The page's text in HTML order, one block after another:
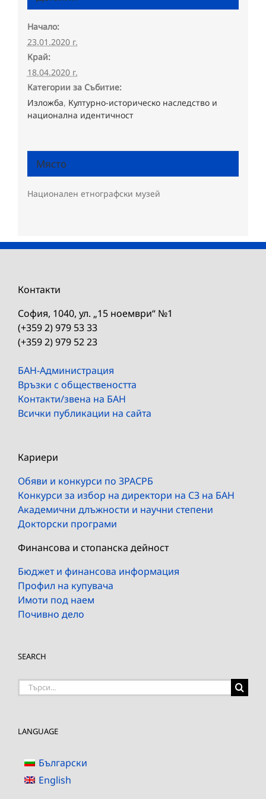
Начало:
23.01.2020 г.
Край:
18.04.2020 г.
Категории за Събитие:
Изложба, Културно-историческо наследство и
национална идентичност
Място
Националeн етнографски музей
Контакти
София, 1040, ул. „15 ноември“ №1
(+359 2) 979 53 33
(+359 2) 979 52 23
БАН-Администрация
Връзки с обществеността
Контакти/звена на БАН
Всички публикации на сайта
Кариери
Обяви и конкурси по ЗРАСРБ
Конкурси за избор на директори на СЗ на БАН
Академични длъжности и научни степени
Докторски програми
Финансова и стопанска дейност
Бюджет и финансова информация
Профил на купувача
Имоти под наем
Почивно дело
SEARCH
Търсене
LANGUAGE
Български
English